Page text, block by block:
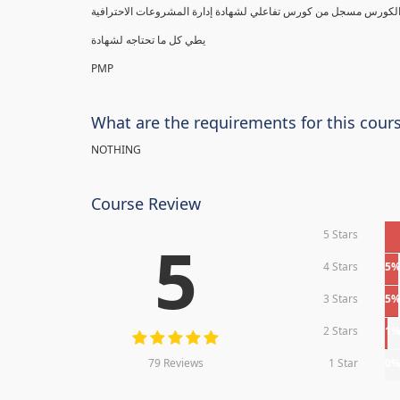
PMP
What are the requirements for this
NOTHING
Course Review
5
79 Reviews
5 Stars
4 Stars 5%
3 Stars 5%
2 Stars 1%
1 Star